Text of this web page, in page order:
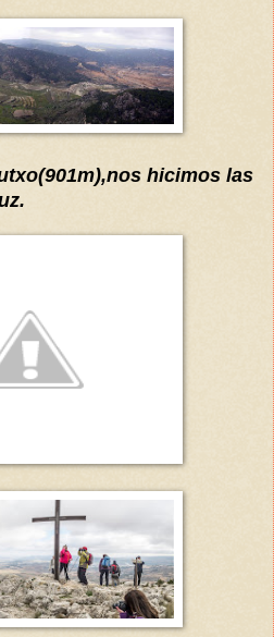
hicimos las